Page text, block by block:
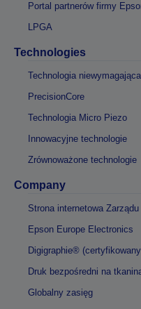
Portal partnerów firmy
LPGA
Technologies
Technologia
PrecisionCore
Technologia Micro Piezo
Innowacyjne technologie
Zrównoważone technologie
Company
Strona internetowa Zarządu
Epson Europe Electronics
Digigraphie®
Druk bezpośredni na
Globalny zasięg